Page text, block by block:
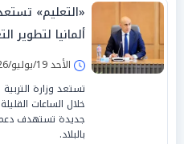
«التعليم»
ألمانيا لتطوير
الأحد 19/يوليو/2026 - 07:58 م
تستعد وزارة
خلال الساعات
جديدة تستهدف دعم
بالبلاد.